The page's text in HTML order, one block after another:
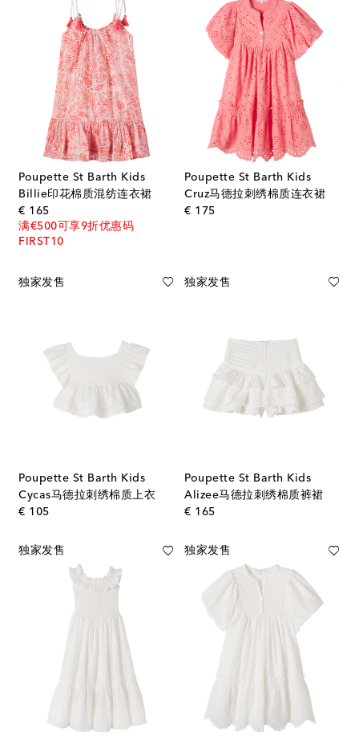
Poupette St Barth Kids
Billie印花棉质混纺连衣裙
€ 165original price
满€500可享9折优惠码
FIRST10
Poupette St Barth Kids
Cruz马德拉刺绣棉质连衣裙
€ 175original price
独家发售
Poupette St Barth Kids
Cycas马德拉刺绣棉质上衣
€ 105original price
独家发售
Poupette St Barth Kids
Alizee马德拉刺绣棉质裤裙
€ 165original price
独家发售 独家发售